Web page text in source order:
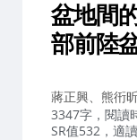
盆地間
部前陸
作
者：
蔣正興、熊衎
3347字，閱讀
SR值532，適